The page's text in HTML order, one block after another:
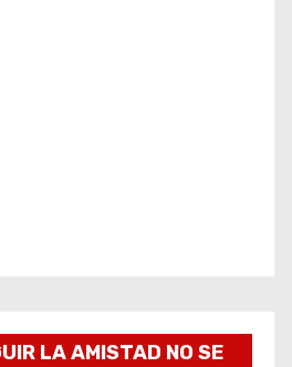
LA AMISTAD NO SE